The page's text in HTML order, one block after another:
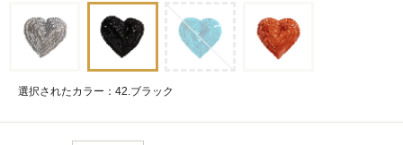
選択されたカラー：42.ブラック